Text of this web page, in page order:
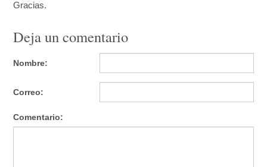
Gracias.
Deja un comentario
Nombre:
Correo:
Comentario: